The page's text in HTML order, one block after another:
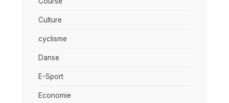
Culture
cyclisme
Danse
E-Sport
Economie